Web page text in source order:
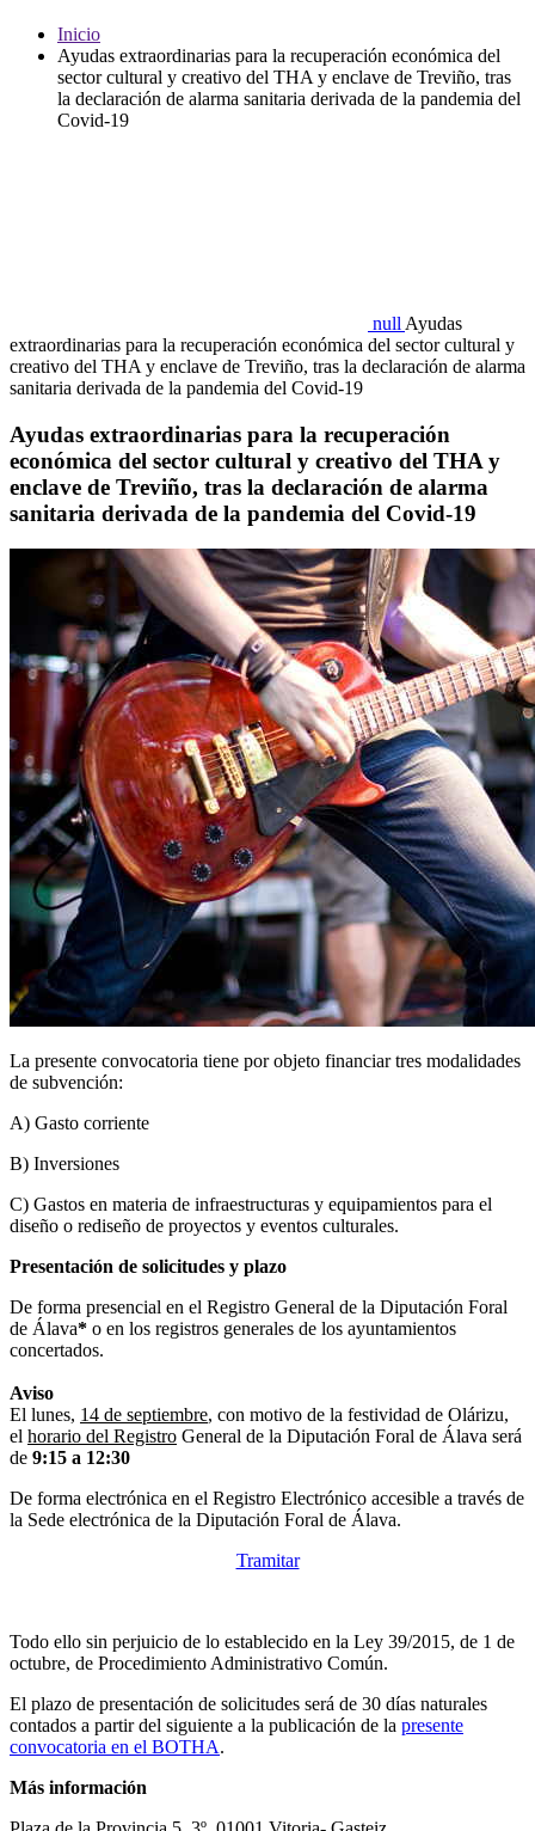
Inicio
Ayudas extraordinarias para la recuperación económica del
sector cultural y creativo del THA y enclave de Treviño, tras
la declaración de alarma sanitaria derivada de la pandemia del
Covid-19
null Ayudas
extraordinarias para la recuperación económica del sector cultural y
creativo del THA y enclave de Treviño, tras la declaración de alarma
sanitaria derivada de la pandemia del Covid-19
Ayudas extraordinarias para la recuperación
económica del sector cultural y creativo del THA y
enclave de Treviño, tras la declaración de alarma
sanitaria derivada de la pandemia del Covid-19
La presente convocatoria tiene por objeto financiar tres modalidades
de subvención:
A) Gasto corriente
B) Inversiones
C) Gastos en materia de infraestructuras y equipamientos para el
diseño o rediseño de proyectos y eventos culturales.
Presentación de solicitudes y plazo
De forma presencial en el Registro General de la Diputación Foral
de Álava* o en los registros generales de los ayuntamientos
concertados.
Aviso
El lunes, 14 de septiembre, con motivo de la festividad de Olárizu,
el horario del Registro General de la Diputación Foral de Álava será
de 9:15 a 12:30
De forma electrónica en el Registro Electrónico accesible a través de
la Sede electrónica de la Diputación Foral de Álava.
Tramitar
Todo ello sin perjuicio de lo establecido en la Ley 39/2015, de 1 de
octubre, de Procedimiento Administrativo Común.
El plazo de presentación de solicitudes será de 30 días naturales
contados a partir del siguiente a la publicación de la presente
convocatoria en el BOTHA.
Más información